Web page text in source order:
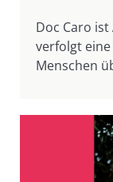
Doc Caro
verfolgt
Menschen